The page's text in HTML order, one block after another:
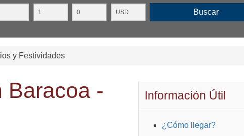
Buscar
y Festividades
Información Útil
¿Cómo llegar?
Baracoa -